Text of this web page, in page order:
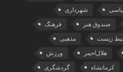
شهرداری
صندوق هنر فرهنگ
زیست مذهبی
هلال‌احمر ورزش
کرمانشاه گردشگری